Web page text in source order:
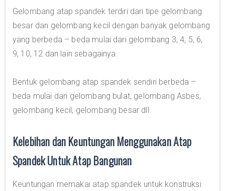
Gelombang atap spandek terdiri dari tipe gelombang
besar dan gelombang kecil dengan banyak gelombang
yang berbeda – beda mulai dari gelombang 3, 4, 5, 6,
9, 10, 12 dan lain sebagainya.
Bentuk gelombang atap spandek sendiri berbeda –
beda mulai dari gelombang bulat, gelombang Asbes,
gelombang kecil, gelombang besar dll.
Kelebihan dan Keuntungan Menggunakan Atap
Spandek Untuk Atap Bangunan
Keuntungan memakai atap spandek untuk konstruksi